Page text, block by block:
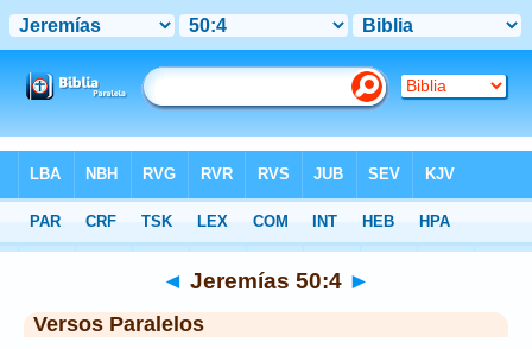
>Jeremías Capítulo 50 > Verso 4
◄ Jeremías 50:4 ►
Versos Paralelos